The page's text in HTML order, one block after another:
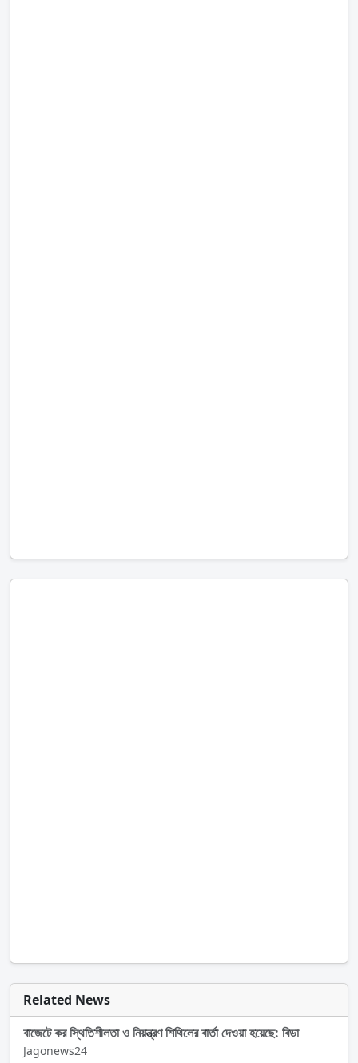
Related News
বাজেটে কর স্থিতিশীলতা ও নিয়ন্ত্রণ শিথিলের বার্তা দেওয়া হয়েছে: বিডা
Jagonews24